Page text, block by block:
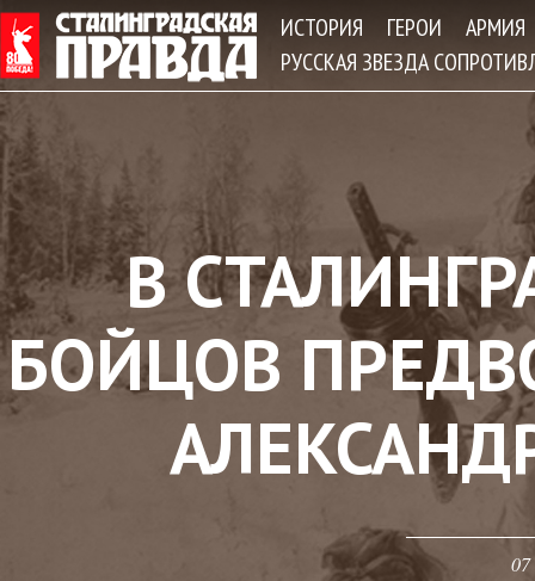
ИСТОРИЯ ГЕРОИ
АРМИЯ
РУССКАЯ ЗВЕЗДА
В
БОЙЦОВ
07